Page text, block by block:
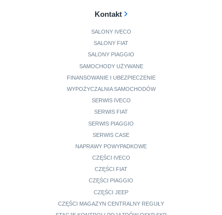
Kontakt
SALONY IVECO
SALONY FIAT
SALONY PIAGGIO
SAMOCHODY UŻYWANE
FINANSOWANIE I UBEZPIECZENIE
WYPOŻYCZALNIA SAMOCHODÓW
SERWIS IVECO
SERWIS FIAT
SERWIS PIAGGIO
SERWIS CASE
NAPRAWY POWYPADKOWE
CZĘŚCI IVECO
CZĘŚCI FIAT
CZĘŚCI PIAGGIO
CZĘŚCI JEEP
CZĘŚCI MAGAZYN CENTRALNY REGUŁY